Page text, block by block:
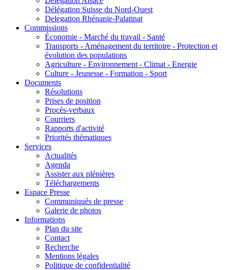
Délégation Suisse du Nord-Ouest
Delegation Rhénanie-Palatinat
Commissions
Économie - Marché du travail - Santé
Transports - Aménagement du territoire - Protection et
évolution des populations
Agriculture - Environnement - Climat - Energie
Culture - Jeunesse - Formation - Sport
Documents
Résolutions
Prises de position
Procès-verbaux
Courriers
Rapports d'activité
Priorités thématiques
Services
Actualités
Agenda
Assister aux plénières
Téléchargements
Espace Presse
Communiqués de presse
Galerie de photos
Informations
Plan du site
Contact
Recherche
Mentions légales
Politique de confidentialité